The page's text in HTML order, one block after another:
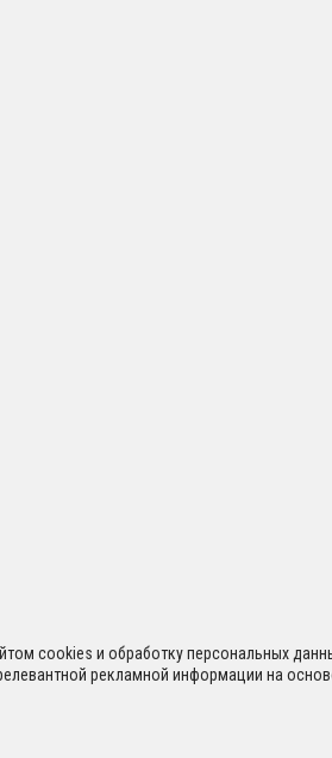
cookies и обработку персональных
рекламной информации на